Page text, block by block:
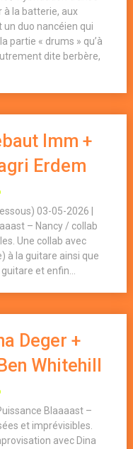
à la batterie, aux
un duo nancéien qui
partie « drums » qu’à
dite berbère,
Imm +
Erdem
03-05-2026 |
– Nancy / collab
Une collab avec
à la guitare ainsi que
et enfin...
Deger +
Whitehill
Blaaaast –
et imprévisibles.
avec Dina